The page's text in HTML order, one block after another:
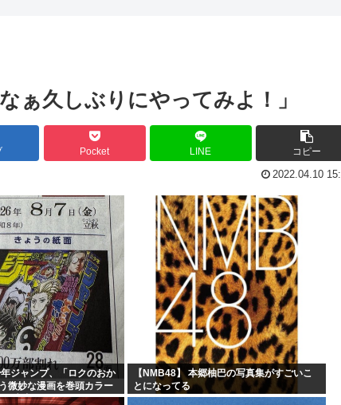
寸前
従業員の...
はぁ？！」...
！20...
にVTub...
、社内規...
起訴処分...
福岡県議会「みかじ
大人気声優水瀬いの
15歳少女に性的暴行
【海外の反応】 アル
ジャンポケ斉藤の弁
「飯塚幸三は上級国
ジョジョ3部のスタン
高市早苗が全裸でガ
海外「日本人はなん
海外「子宮頸部には
【愛知・長久手市】
ちいかわのモモンガ、
4時だから窓から4回
【画像】今期の覇権
ぁ久しぶりにやってみよ！」
Pocket LINE コピー
2022.04.10
年ジャンプ、「ロクのおか
微妙な漫画を巻頭カラー
万部切る
【NMB48】 本郷柚巴の写真集がすごいこ
とになってる